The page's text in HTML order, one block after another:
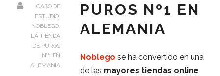
CASO DE
ESTUDIO:
NOBLEGO,
LA TIENDA
DE PUROS
Nº1 EN
ALEMANIA
PUROS Nº1 EN
ALEMANIA
Noblego se ha convertido en una
de las mayores tiendas online